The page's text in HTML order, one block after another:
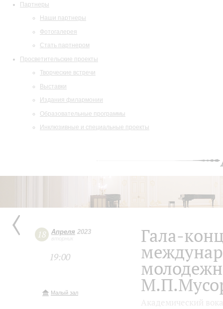
Партнеры
Наши партнеры
Фотогалерея
Стать партнером
Просветительские проекты
Творческие встречи
Выставки
Издания филармонии
Образовательные программы
Инклюзивные и специальные проекты
18 Апреля 2023
вторник
19:00
Малый зал
Гала-